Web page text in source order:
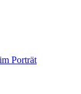
Porträt